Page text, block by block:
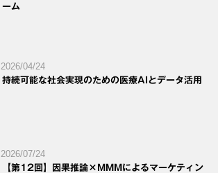
ーム
2026/04/24
持続可能な社会実現のための医療AIとデータ活用
2026/07/24
【第12回】因果推論×MMMによるマーケティン